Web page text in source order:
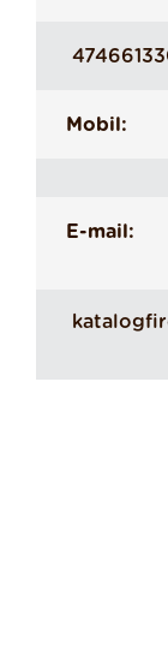
Mobil:
E-mail: